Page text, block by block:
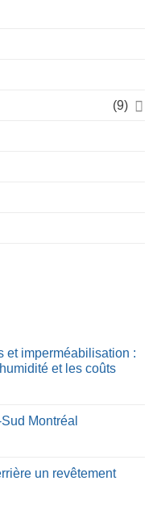
(9)
et imperméabilisation :
et les coûts
Montréal
un revêtement